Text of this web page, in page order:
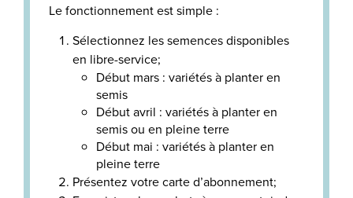
Le fonctionnement est simple :
Sélectionnez les semences disponibles
en libre-service;
Début mars : variétés à planter en
semis
Début avril : variétés à planter en
semis ou en pleine terre
Début mai : variétés à planter en
pleine terre
Présentez votre carte d’abonnement;